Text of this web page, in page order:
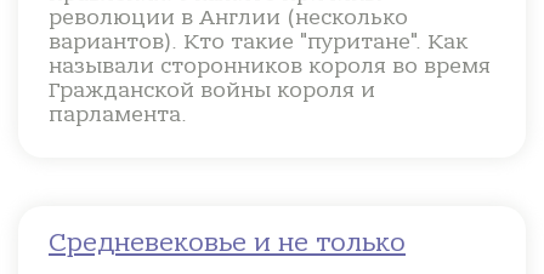
революции в Англии (несколько
вариантов). Кто такие "пуритане". Как
называли сторонников короля во время
Гражданской войны короля и
парламента.
Средневековье и не только